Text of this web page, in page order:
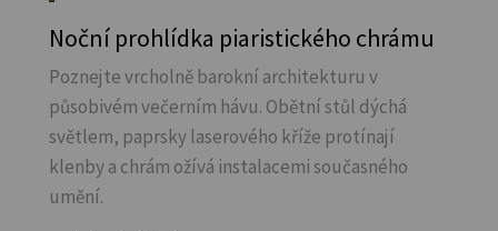
Noční prohlídka piaristického chrámu
Poznejte vrcholně barokní architekturu v
působivém večerním hávu. Obětní stůl dýchá
světlem, paprsky laserového kříže protínají
klenby a chrám ožívá instalacemi současného
umění.